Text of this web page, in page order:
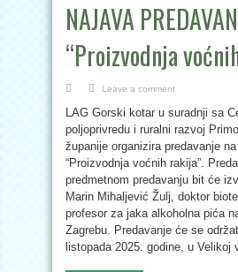
NAJAVA
“Proizvodnja
Leave a comment
LAG Gorski kotar u suradnji sa
poljoprivredu i ruralni razvoj
županije organizira predavanje
“Proizvodnja voćnih rakija”.
predmetnom predavanju bit će
Marin Mihaljević Žulj, doktor
profesor za jaka alkoholna pića
Zagrebu. Predavanje će se
listopada 2025. godine, u Velikoj